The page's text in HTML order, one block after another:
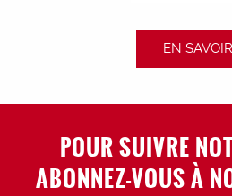
EN
POUR SUIVRE
ABONNEZ-VOUS À